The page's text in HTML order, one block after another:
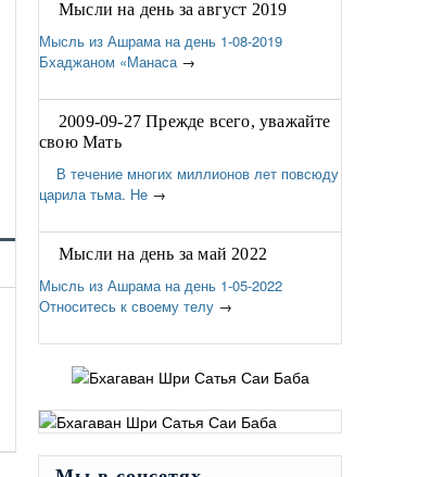
Мысли на день за август 2019
Мысль из Ашрама на день 1-08-2019
Бхаджаном «Манаса→
2009-09-27 Прежде всего, уважайте
свою Мать
В течение многих миллионов лет повсюду
царила тьма. Не →
Мысли на день за май 2022
Мысль из Ашрама на день 1-05-2022
Относитесь к своему телу →